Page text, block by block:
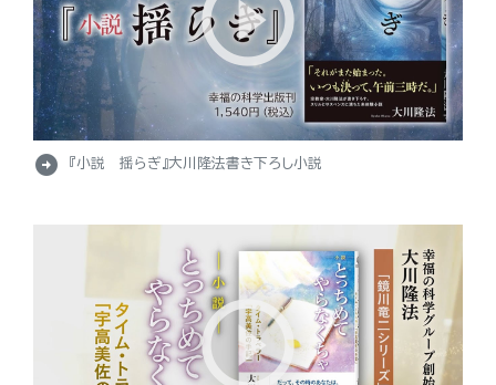
arrow_circle_right 『小説 揺らぎ』大川隆法書き下ろし小説